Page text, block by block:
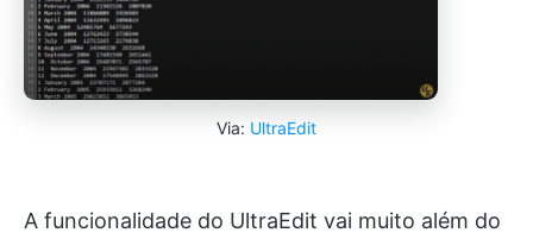
Via: UltraEdit
A funcionalidade do UltraEdit vai muito além do